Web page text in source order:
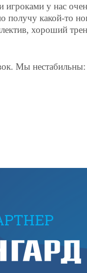
у нас
получу какой-то
хороший
Мы